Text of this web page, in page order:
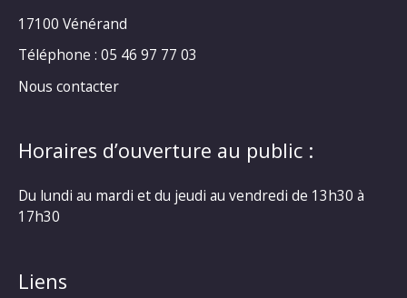
17100 Vénérand
Téléphone : 05 46 97 77 03
Nous contacter
Horaires d’ouverture au public :
Du lundi au mardi et du jeudi au vendredi de 13h30 à
17h30
Liens